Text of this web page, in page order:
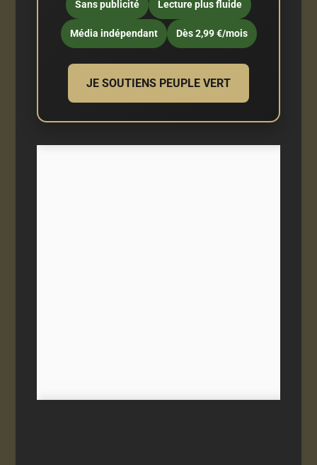
Sans publicité Lecture plus fluide
Média indépendant Dès 2,99 €/mois
JE SOUTIENS PEUPLE VERT